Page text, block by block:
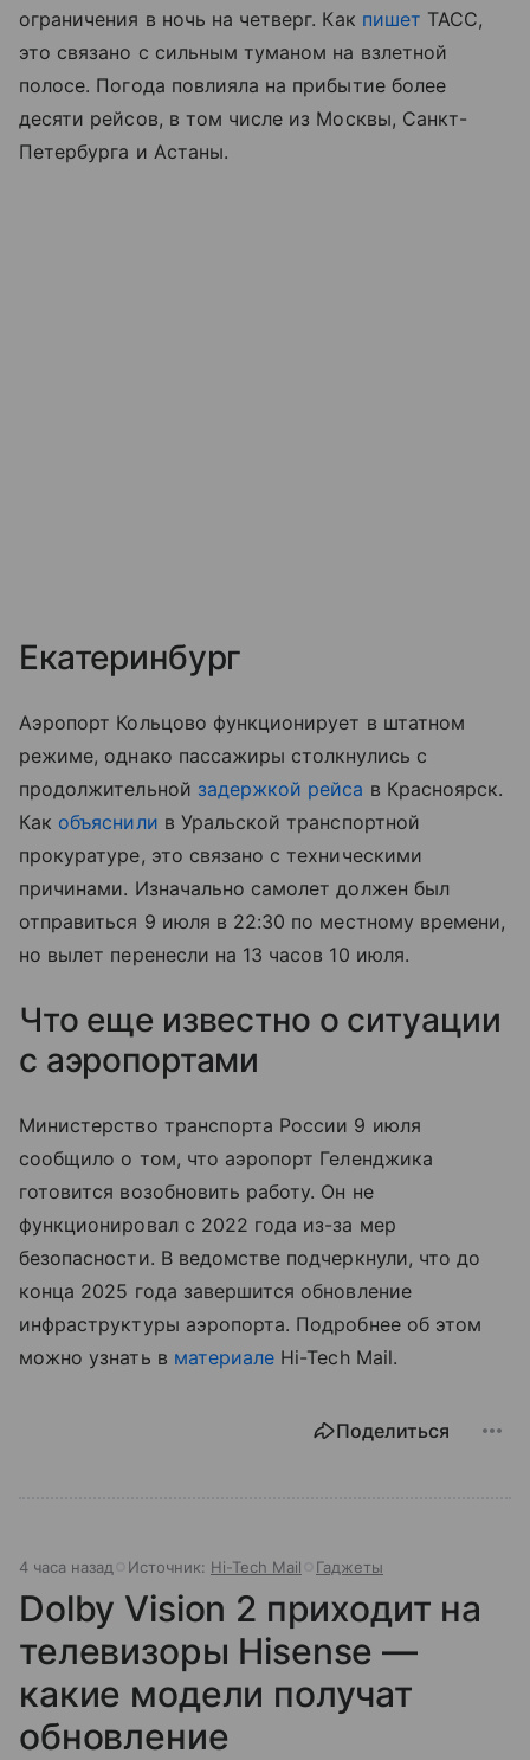
ограничения в ночь на четверг. Как пишет ТАСС,
это связано с сильным туманом на взлетной
полосе. Погода повлияла на прибытие более
десяти рейсов, в том числе из Москвы, Санкт-
Петербурга и Астаны.
Екатеринбург
Аэропорт Кольцово функционирует в штатном
режиме, однако пассажиры столкнулись с
продолжительной задержкой рейса в Красноярск.
Как объяснили в Уральской транспортной
прокуратуре, это связано с техническими
причинами. Изначально самолет должен был
отправиться 9 июля в 22:30 по местному времени,
но вылет перенесли на 13 часов 10 июля.
Что еще известно о ситуации
с аэропортами
Министерство транспорта России 9 июля
сообщило о том, что аэропорт Геленджика
готовится возобновить работу. Он не
функционировал с 2022 года из-за мер
безопасности. В ведомстве подчеркнули, что до
конца 2025 года завершится обновление
инфраструктуры аэропорта. Подробнее об этом
можно узнать в материале Hi-Tech Mail.
Поделиться
4 часа назад Источник: Hi-Tech Mail Гаджеты
Dolby Vision 2 приходит на
телевизоры Hisense —
какие модели получат
обновление